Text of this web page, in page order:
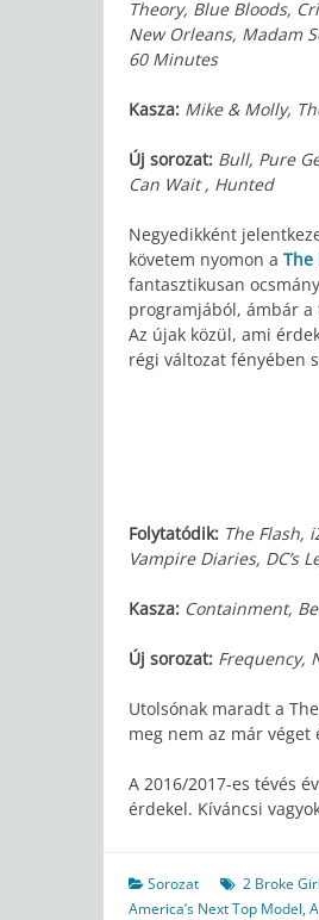
Theory, Blue Bloods,
New Orleans, Madam
60 Minutes
Kasza: Mike & Molly,
Új sorozat: Bull, Pure
Can Wait , Hunted
Negyedikként
követem nyomon a The
fantasztikusan
programjából, ámbár a
Az újak közül, ami
régi változat fényében
Folytatódik: The Flash,
Vampire Diaries, DC’s
Kasza: Containment,
Új sorozat: Frequency,
Utolsónak maradt a
meg nem az már véget
A 2016/2017-es tévés
érdekel. Kíváncsi
Sorozat 2 Broke
America’s Next Top Model,